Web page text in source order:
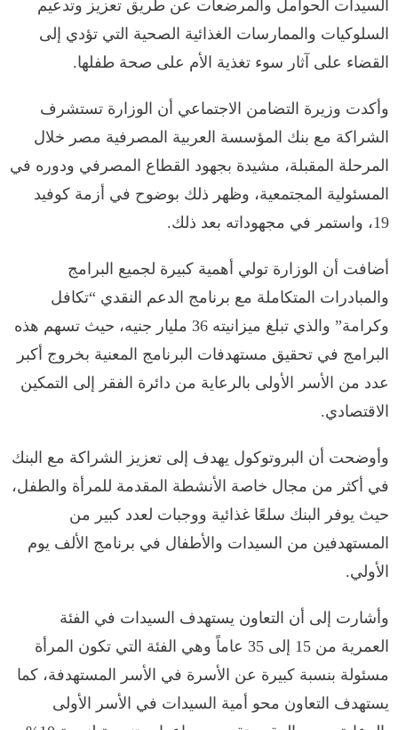
السيدات الحوامل والمرضعات عن طريق تعزيز وتدعيم
السلوكيات والممارسات الغذائية الصحية التي تؤدي إلى
القضاء على آثار سوء تغذية الأم على صحة طفلها.
وأكدت وزيرة التضامن الاجتماعي أن الوزارة تستشرف
الشراكة مع بنك المؤسسة العربية المصرفية مصر خلال
المرحلة المقبلة، مشيدة بجهود القطاع المصرفي ودوره في
المسئولية المجتمعية، وظهر ذلك بوضوح في أزمة كوفيد
19، واستمر في مجهوداته بعد ذلك.
أضافت أن الوزارة تولي أهمية كبيرة لجميع البرامج
والمبادرات المتكاملة مع برنامج الدعم النقدي “تكافل
وكرامة” والذي تبلغ ميزانيته 36 مليار جنيه، حيث تسهم هذه
البرامج في تحقيق مستهدفات البرنامج المعنية بخروج أكبر
عدد من الأسر الأولى بالرعاية من دائرة الفقر إلى التمكين
الاقتصادي.
وأوضحت أن البروتوكول يهدف إلى تعزيز الشراكة مع البنك
في أكثر من مجال خاصة الأنشطة المقدمة للمرأة والطفل،
حيث يوفر البنك سلعًا غذائية ووجبات لعدد كبير من
المستهدفين من السيدات والأطفال في برنامج الألف يوم
الأولي.
وأشارت إلى أن التعاون يستهدف السيدات في الفئة
العمرية من 15 إلى 35 عاماً وهي الفئة التي تكون المرأة
مسئولة بنسبة كبيرة عن الأسرة في الأسر المستهدفة، كما
يستهدف التعاون محو أمية السيدات في الأسر الأولى